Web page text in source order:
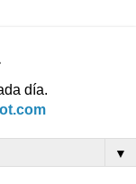
día.
▼